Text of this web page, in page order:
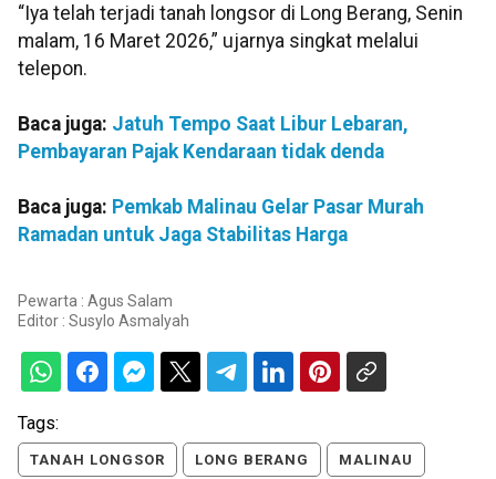
“Iya telah terjadi tanah longsor di Long Berang, Senin
malam, 16 Maret 2026,” ujarnya singkat melalui
telepon.
Baca juga: Jatuh Tempo Saat Libur Lebaran,
Pembayaran Pajak Kendaraan tidak denda
Baca juga: Pemkab Malinau Gelar Pasar Murah
Ramadan untuk Jaga Stabilitas Harga
Pewarta : Agus Salam
Editor : Susylo Asmalyah
Tags:
TANAH LONGSOR LONG BERANG MALINAU